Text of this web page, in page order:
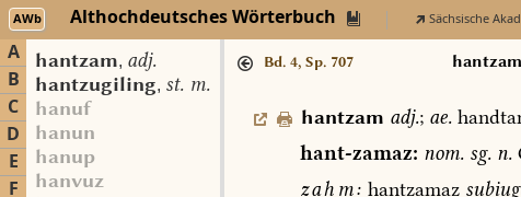
AWb Althochdeutsches Wörterbuch Sächsische
A
B
C
D
E
F
hantzam, adj.
hantzugiling, st. m.
hanuf
hanun
hanup
hanvuz
Bd. 4, Sp. 707 hantzam
hantzam adj.; ae.
hant-zamaz: nom.sg.n.
zahm: hantzamaz